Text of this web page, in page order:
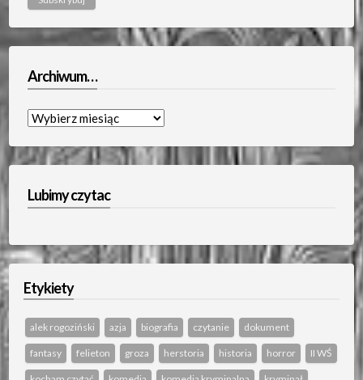
Archiwum…
Archiwum…
Lubimy czytac
Etykiety
alek rogoziński azja biografia czytanie dokument
fantasy felieton groza herstoria historia horror II WŚ